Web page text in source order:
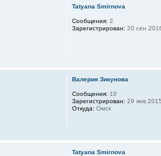
Tatyana Smirnova
Сообщения: 2
Зарегистрирован: 20 сен
Валерия Зикунова
Сообщения: 10
Зарегистрирован: 29 янв
Откуда: Омск
Tatyana Smirnova